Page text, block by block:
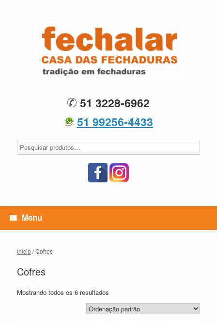
51 3228-6962
51 99256-4433
Menu
Início / Cofres
Cofres
Mostrando todos os 6 resultados